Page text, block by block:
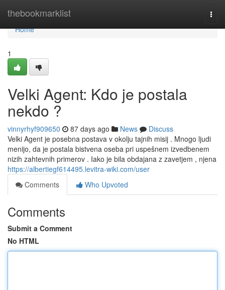
thebookmarklist
Home
Home
1
Velki Agent: Kdo je postala
nekdo ?
vinnyrhyf909650 87 days ago News
Discuss
Velki Agent je posebna postava v okolju tajnih misij . Mnogo ljudi
menijo, da je postala bistvena oseba pri uspešnem izvedbenem
nizih zahtevnih primerov . Iako je bila obdajana z zavetjem , njena
https://albertiegf614495.levitra-wiki.com/user
Comments
Who Upvoted
Comments
Submit a Comment
No HTML